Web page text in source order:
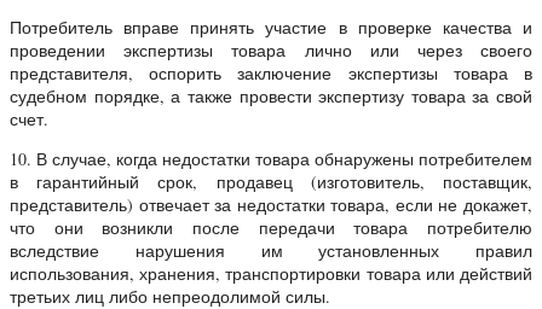
Потребитель вправе принять участие в проверке качества и
проведении экспертизы товара лично или через своего
представителя, оспорить заключение экспертизы товара в
судебном порядке, а также провести экспертизу товара за свой
счет.
10. В случае, когда недостатки товара обнаружены потребителем
в гарантийный срок, продавец (изготовитель, поставщик,
представитель) отвечает за недостатки товара, если не докажет,
что они возникли после передачи товара потребителю
вследствие нарушения им установленных правил
использования, хранения, транспортировки товара или действий
третьих лиц либо непреодолимой силы.